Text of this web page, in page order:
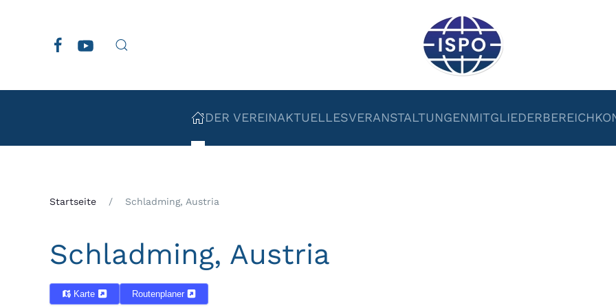
Zum Hauptinhalt springen
DER VEREINAKTUELLESVERANSTALTUNGENMITGLIEDERBEREICH
Startseite Schladming, Austria
Schladming, Austria
Karte Routenplaner